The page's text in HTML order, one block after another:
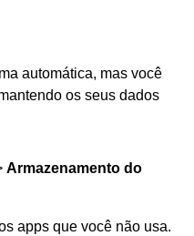
automática, mas você
os seus dados
Armazenamento do
apps que você não usa.